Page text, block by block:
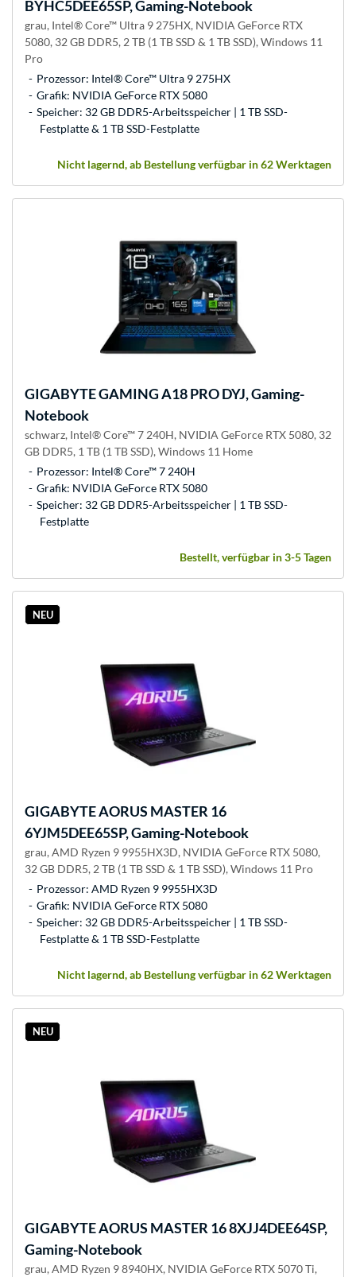
BYHC5DEE65SP, Gaming-Notebook
grau, Intel® Core™ Ultra 9 275HX, NVIDIA GeForce RTX
5080, 32 GB DDR5, 2 TB (1 TB SSD & 1 TB SSD), Windows 11
Pro
Prozessor: Intel® Core™ Ultra 9 275HX
Grafik: NVIDIA GeForce RTX 5080
Speicher: 32 GB DDR5-Arbeitsspeicher | 1 TB SSD-
Festplatte & 1 TB SSD-Festplatte
Nicht lagernd, ab Bestellung verfügbar in 62 Werktagen
GIGABYTEGAMING A18 PRO DYJ, Gaming-
Notebook
schwarz, Intel® Core™ 7 240H, NVIDIA GeForce RTX 5080, 32
GB DDR5, 1 TB (1 TB SSD), Windows 11 Home
Prozessor: Intel® Core™ 7 240H
Grafik: NVIDIA GeForce RTX 5080
Speicher: 32 GB DDR5-Arbeitsspeicher | 1 TB SSD-
Festplatte
Bestellt, verfügbar in 3-5 Tagen
NEU
GIGABYTEAORUS MASTER 16
6YJM5DEE65SP, Gaming-Notebook
grau, AMD Ryzen 9 9955HX3D, NVIDIA GeForce RTX 5080,
32 GB DDR5, 2 TB (1 TB SSD & 1 TB SSD), Windows 11 Pro
Prozessor: AMD Ryzen 9 9955HX3D
Grafik: NVIDIA GeForce RTX 5080
Speicher: 32 GB DDR5-Arbeitsspeicher | 1 TB SSD-
Festplatte & 1 TB SSD-Festplatte
Nicht lagernd, ab Bestellung verfügbar in 62 Werktagen
NEU
GIGABYTEAORUS MASTER 16 8XJJ4DEE64SP,
Gaming-Notebook
grau, AMD Ryzen 9 8940HX, NVIDIA GeForce RTX 5070 Ti,